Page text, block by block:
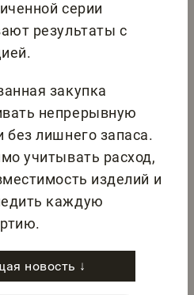
серии
результаты с
закупка
непрерывную
без лишнего запаса.
учитывать расход,
изделий и
каждую
новость ↓